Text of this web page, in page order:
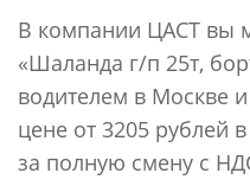
В компании ЦАСТ вы
«Шаланда г/п 25т,
водителем в Москве
цене от 3205 рублей
за полную смену с